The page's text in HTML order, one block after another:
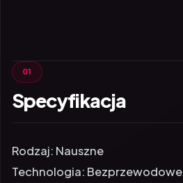
Specyfikacja
Rodzaj: Nauszne
Technologia: Bezprzewodowe